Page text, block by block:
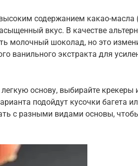
содержанием какао-масла
вкус. В качестве
молочный шоколад, но это
ванильного экстракта для
основу, выбирайте крекеры
подойдут кусочки багета
с разными видами основы,